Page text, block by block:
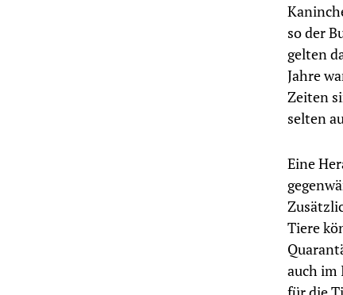
so der
gelten
Jahre
Zeiten
selten
Eine
Tiere
auch im